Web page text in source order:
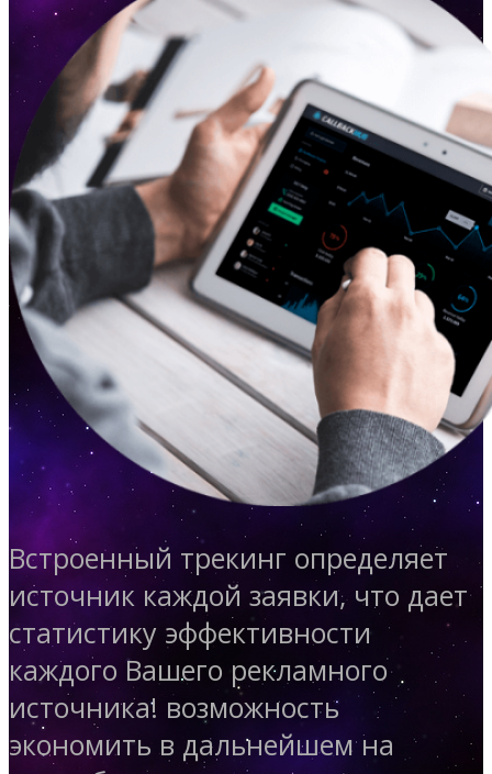
Встроенный трекинг определяет
источник каждой заявки, что дает
статистику эффективности
каждого Вашего рекламного
источника! возможность
экономить в дальнейшем на